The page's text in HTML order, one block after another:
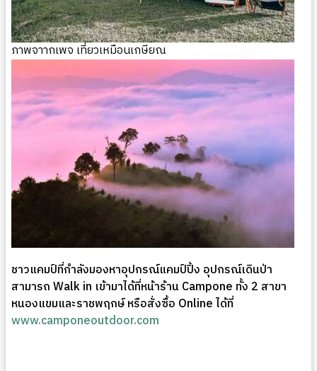
ภาพจาากเพจ เที่ยวเหมือนเกษียณ
ชาวแคมป์ที่กำลังมองหาอุปกรณ์แคมป์ปิ้ง อุปกรณ์เดินป่า
สามารถ Walk in เข้ามาได้ที่หน้าร้าน Campone ทั้ง 2 สาขา
หนองแขมและราชพฤกษ์ หรือสั่งซื้อ Online ได้ที่
www.camponeoutdoor.com